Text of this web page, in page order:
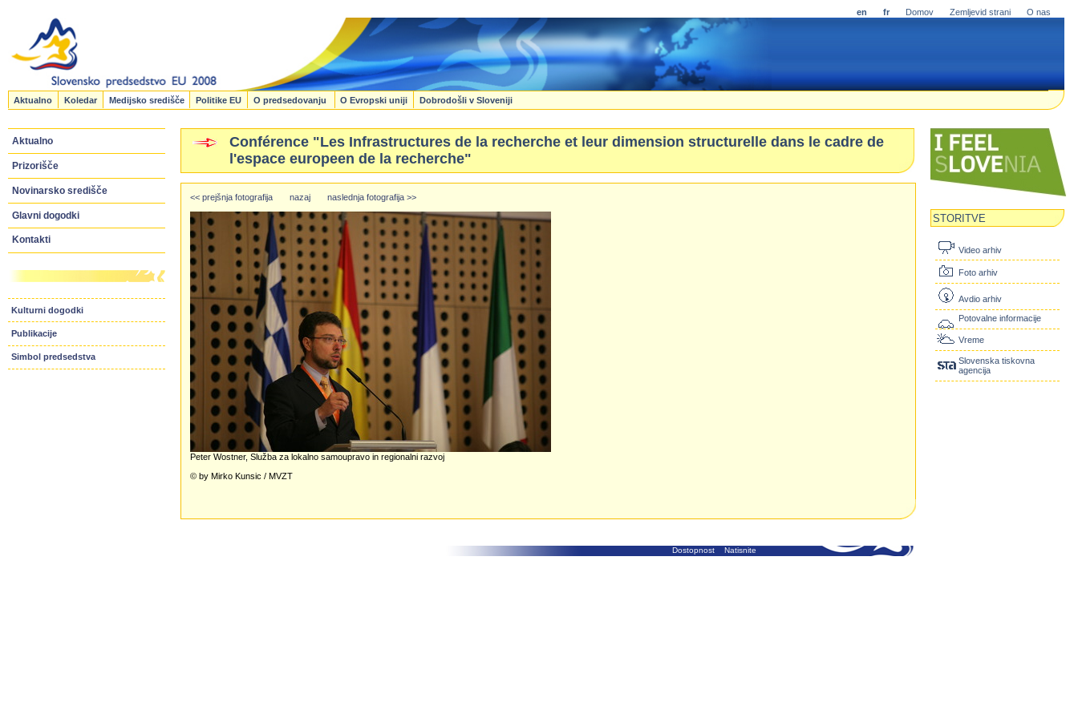
en fr Domov Zemljevid strani O nas
Aktualno Koledar Medijsko središče Politike EU O predsedovanju O Evropski uniji Dobrodošli v Sloveniji
Aktualno
Prizorišče
Novinarsko središče
Glavni dogodki
Kontakti
Kulturni dogodki
Publikacije
Simbol predsedstva
STORITVE
Video arhiv
Foto arhiv
Avdio arhiv
Potovalne informacije
Vreme
Slovenska tiskovna
agencija
Conférence "Les Infrastructures de la recherche et leur dimension structurelle dans le cadre de
l'espace europeen de la recherche"
<< prejšnja fotografija nazaj naslednja fotografija >>
Peter Wostner, Služba za lokalno samoupravo in regionalni razvoj
© by Mirko Kunsic / MVZT
Dostopnost Natisnite